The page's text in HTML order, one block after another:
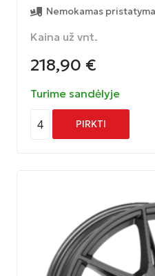
Nemokamas
Kaina už vnt.
218,90 €
Turime sandėlyje
4 PIRKTI